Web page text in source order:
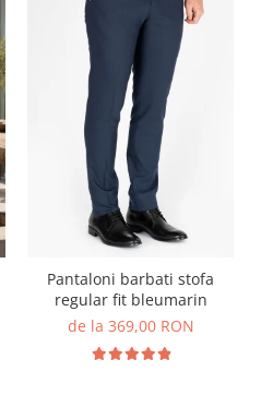
Pantaloni barbati stofa
regular fit bleumarin
de la 369,00 RON